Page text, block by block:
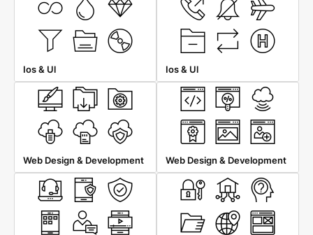
Ios & Ul Ios & Ul
Web Design & Development Web Design & Development